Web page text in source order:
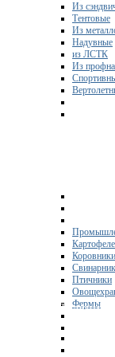
Из
Тентовые
Из
Надувные
из ЛСТК
Из
Коровники
Птичники
Фермы